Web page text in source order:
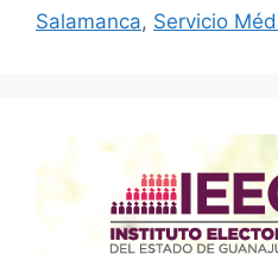
Salamanca, Servicio